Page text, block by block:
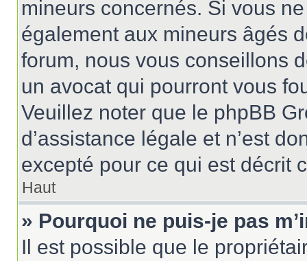
mineurs concernés. Si vous
également aux mineurs âgés
forum, nous vous conseillons
un avocat qui pourront vous
Veuillez noter que le phpBB
d’assistance légale et n’est
excepté pour ce qui est décrit
Haut
» Pourquoi ne puis-je pas
Il est possible que le